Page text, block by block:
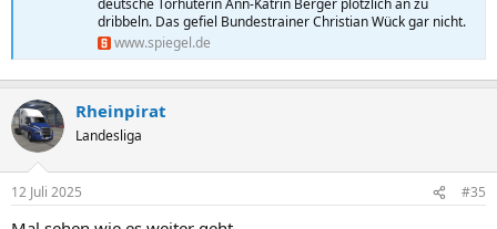
deutsche Torhüterin Ann-Katrin Berger plötzlich an zu
dribbeln. Das gefiel Bundestrainer Christian Wück gar nicht.
www.spiegel.de
Rheinpirat
Landesliga
12 Juli 2025 #35